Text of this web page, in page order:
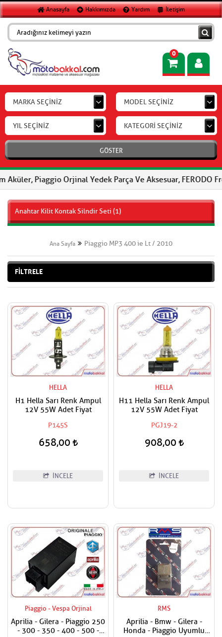
Anasayfa Hakkımızda Yardım İletişim
0
MARKA SEÇİNİZ MODEL SEÇİNİZ
YIL SEÇİNİZ KATEGORİ SEÇİNİZ
GÖSTER
Orjinal Yedek Parça Ve Aksesuar, FERODO Fren
Anahtar Kilit Kontak Silndir Seti (1)
Ana Sayfa Piaggio MP3 400 ie Lt / 2010
FİLTRELE
HELLA
H1 Hella Sarı Renk Ampul
12V 55W Adet Fiyat
P145S
658,00
İNCELE
HELLA
H11 Hella Sarı Renk Ampul
12V 55W Adet Fiyat
PGJ19-2
908,00
İNCELE
Piaggio - Vespa Orjinal
Aprilia - Gilera - Piaggio 250
- 300 - 350 - 400 - 500 -
RMS
Aprilia - Bmw - Gilera -
Honda - Piaggio Uyumlu